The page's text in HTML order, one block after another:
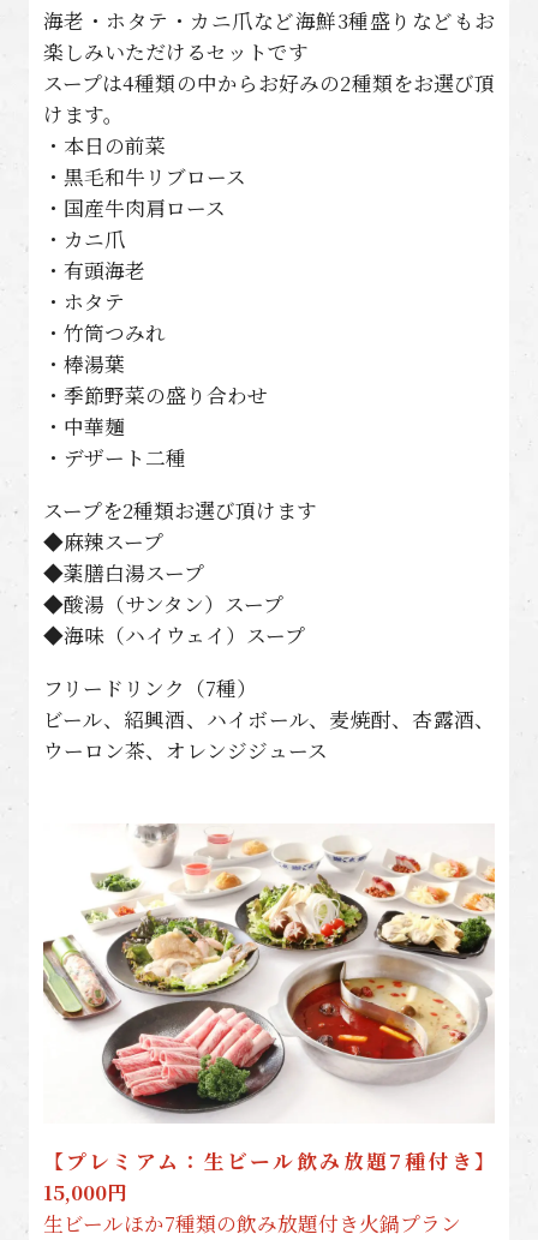
海老・ホタテ・カニ爪など海鮮3種盛りなどもお
楽しみいただけるセットです
スープは4種類の中からお好みの2種類をお選び頂
けます。
・本日の前菜
・黒毛和牛リブロース
・国産牛肉肩ロース
・カニ爪
・有頭海老
・ホタテ
・竹筒つみれ
・棒湯葉
・季節野菜の盛り合わせ
・中華麺
・デザート二種
スープを2種類お選び頂けます
◆麻辣スープ
◆薬膳白湯スープ
◆酸湯（サンタン）スープ
◆海味（ハイウェイ）スープ
フリードリンク（7種）
ビール、紹興酒、ハイボール、麦焼酎、杏露酒、
ウーロン茶、オレンジジュース
【プレミアム：生ビール飲み放題7種付き】
15,000円
生ビールほか7種類の飲み放題付き火鍋プラン